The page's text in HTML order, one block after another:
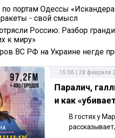
по портам Одессы
- свой смысл
Россию: Разбор
к миру»
ВС РФ на Украине негде
15:06 | 28 февраля
Паралич,
и как
В гостях у